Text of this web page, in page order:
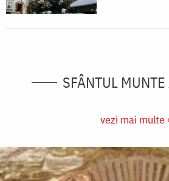
SFÂNTUL MUNTE
vezi mai multe